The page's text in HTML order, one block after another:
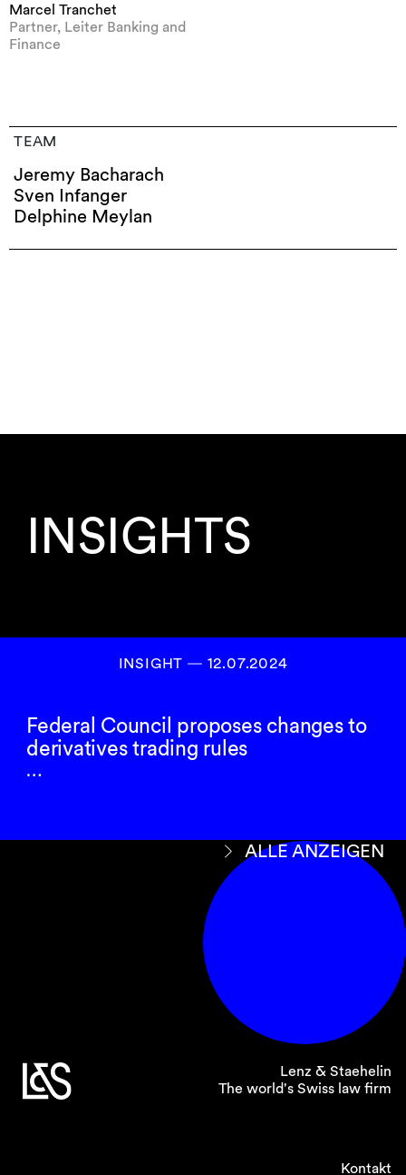
Marcel Tranchet
Partner, Leiter Banking and
Finance
TEAM
Jeremy Bacharach
Sven Infanger
Delphine Meylan
INSIGHTS
INSIGHT ― 12.07.2024
Federal Council proposes changes to
derivatives trading rules
…
ALLE ANZEIGEN
Lenz & Staehelin
The world's Swiss law firm
Kontakt